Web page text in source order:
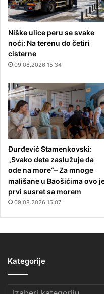
Niške ulice peru se svake
noći: Na terenu do četiri
cisterne
09.08.2026 15:34
Đurđević Stamenkovski:
„Svako dete zaslužuje da
ode na more“– Za mnoge
mališane u Baošićima ovo
prvi susret sa morem
09.08.2026 15:07
Kategorije
Kategorije